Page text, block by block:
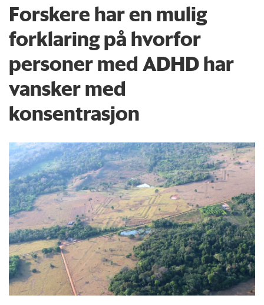
Forskere har en mulig
forklaring på hvorfor
personer med ADHD har
vansker med
konsentrasjon